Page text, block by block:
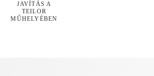
JAVÍTÁS A
TEILOR
MŰHELYÉBEN